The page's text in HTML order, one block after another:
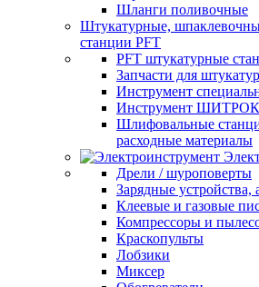
Шланги поливочные
Штукатурные,
станции PFT
PFT штукатурные
Запчасти для
Инструмент
Инструмент ШИТРОК
Шлифовальные
расходные материалы
Дрели / шуроповерты
Зарядные устройства,
Клеевые и газовые
Компрессоры и
Краскопульты
Лобзики
Миксер